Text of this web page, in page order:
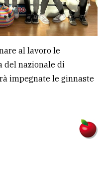
al lavoro le
del nazionale di
impegnate le ginnaste